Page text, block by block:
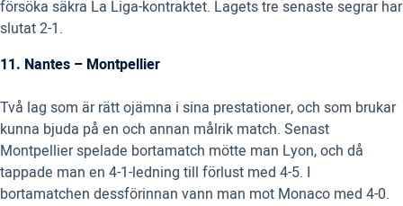
försöka säkra La Liga-kontraktet. Lagets tre senaste segrar har
slutat 2-1.
11. Nantes – Montpellier
Två lag som är rätt ojämna i sina prestationer, och som brukar
kunna bjuda på en och annan målrik match. Senast
Montpellier spelade bortamatch mötte man Lyon, och då
tappade man en 4-1-ledning till förlust med 4-5. I
bortamatchen dessförinnan vann man mot Monaco med 4-0.